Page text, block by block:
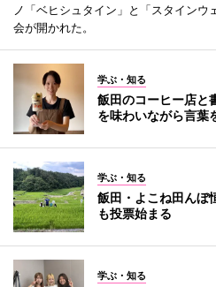
ノ「ベヒシュタイン」と「スタイン
会が開かれた。
学ぶ・知る
飯田のコーヒー店
を味わいながら言葉
学ぶ・知る
飯田・よこね田ん
も投票始まる
学ぶ・知る